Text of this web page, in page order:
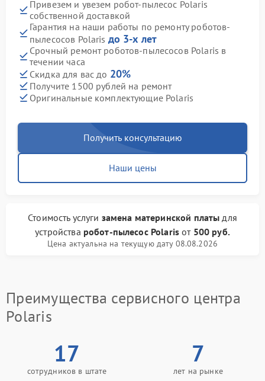
Привезем и увезем робот-пылесос Polaris
собственной доставкой
Гарантия на наши работы по ремонту роботов-
пылесосов Polaris до 3-х лет
Срочный ремонт роботов-пылесосов Polaris в
течении часа
Скидка для вас до 20%
Получите 1500 рублей на ремонт
Оригинальные комплектующие Polaris
Получить консультацию
Наши цены
Стоимость услуги замена материнской платы для
устройства робот-пылесос Polaris от 500 руб.
Цена актуальна на текущую дату 08.08.2026
Преимущества сервисного центра
Polaris
17
сотрудников в штате
7
лет на рынке